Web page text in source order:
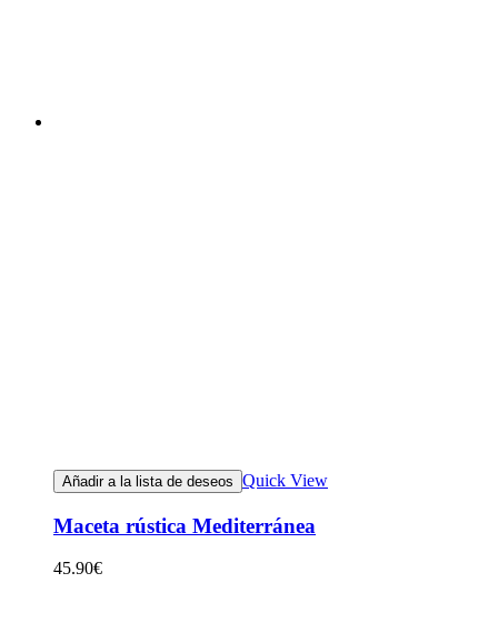
Añadir a la lista de deseos Quick View
Maceta rústica Mediterránea
45.90€